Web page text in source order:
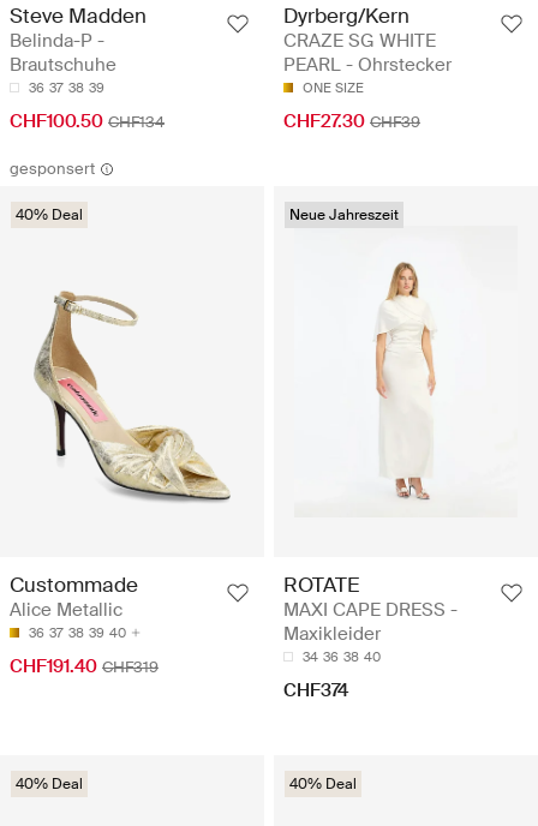
Steve Madden
Belinda-P -
Brautschuhe
36 37 38 39
CHF100.50 CHF134
Dyrberg/Kern
CRAZE SG WHITE
PEARL - Ohrstecker
ONE SIZE
CHF27.30 CHF39
gesponsert
40% Deal
Custommade
Alice Metallic
36 37 38 39 40
CHF191.40 CHF319
Neue Jahreszeit
ROTATE
MAXI CAPE DRESS -
Maxikleider
34 36 38 40
CHF374
40% Deal 40% Deal